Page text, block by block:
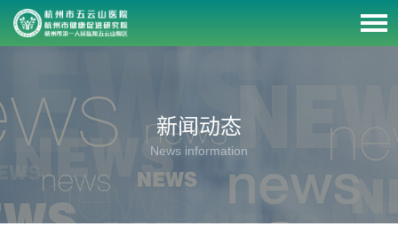
新闻动态
News information